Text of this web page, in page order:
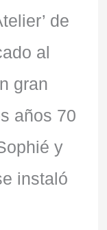
de
al
gran
años 70
y
instaló